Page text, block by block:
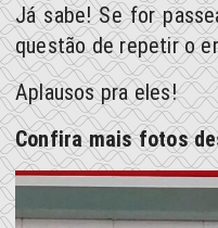
Já sabe! Se for
questão de repetir o
Aplausos pra eles!
Confira mais fotos